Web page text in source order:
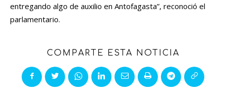
entregando algo de auxilio en Antofagasta”, reconoció el
parlamentario.
COMPARTE ESTA NOTICIA